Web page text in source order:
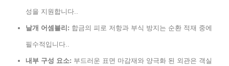
성을 지원합니다..
날개 어셈블리: 합금의 피로 저항과 부식 방지는 순환 적재 중에 ​​
필수적입니다..
내부 구성 요소: 부드러운 표면 마감재와 양극화 된 외관은 객실